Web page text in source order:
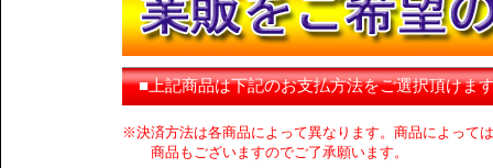
■上記商品は下記のお支払方法をご選択頂けま
※決済方法は各商品によって異なります。商品によって
商品もございますのでご了承願います。